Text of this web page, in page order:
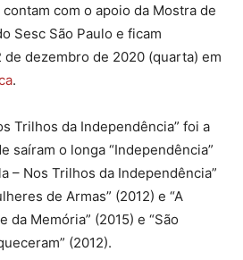
com o apoio da Mostra de
Sesc São Paulo e ficam
dezembro de 2020 (quarta) em
.
Trilhos da Independência” foi a
saíram o longa “Independência”
– Nos Trilhos da Independência”
de Armas” (2012) e “A
da Memória” (2015) e “São
(2012).